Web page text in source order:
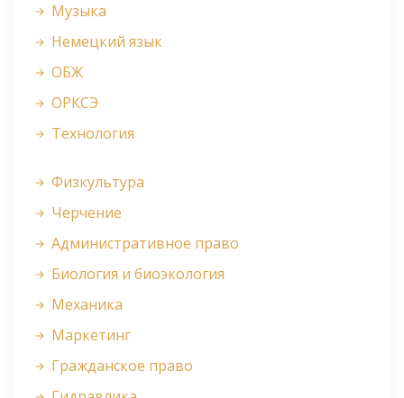
Музыка
Немецкий язык
ОБЖ
ОРКСЭ
Технология
Физкультура
Черчение
Административное право
Биология и биоэкология
Механика
Маркетинг
Гражданское право